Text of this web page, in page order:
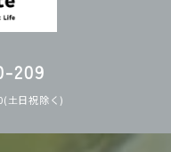
209
土日祝除く)